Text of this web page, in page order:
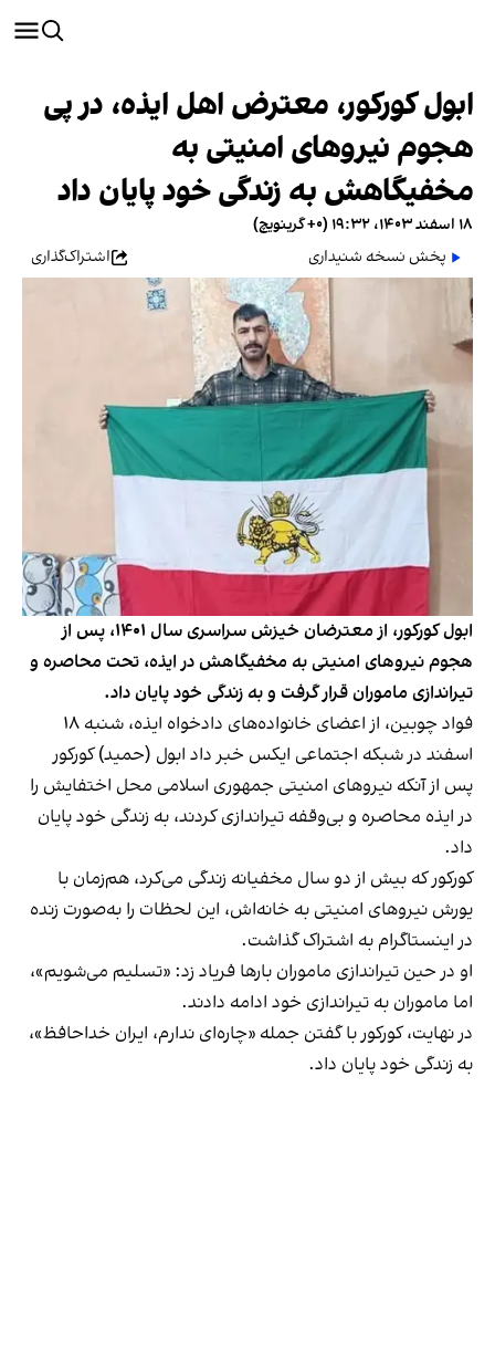
ابول کورکور، معترض اهل ایذه، در پی
هجوم نیروهای امنیتی به
مخفیگاهش به زندگی خود پایان داد
۱۸ اسفند ۱۴۰۳، ۱۹:۳۲ (‎+۰ گرینویچ)
پخش نسخه شنیداری
اشتراک‌گذاری
ابول کورکور، از معترضان خیزش سراسری سال ۱۴۰۱، پس از
هجوم نیروهای امنیتی به مخفیگاهش در ایذه، تحت محاصره و
تیراندازی ماموران قرار گرفت و به زندگی‌ خود پایان داد.
فواد چوبین، از اعضای خانواده‌های دادخواه ایذه، شنبه ۱۸
اسفند در شبکه اجتماعی ایکس خبر داد ابول (حمید) کورکور
پس از آنکه نیروهای امنیتی جمهوری اسلامی محل اختفایش را
در ایذه محاصره و بی‌وقفه تیراندازی کردند، به زندگی‌ خود پایان
داد.
کورکور که بیش از دو سال مخفیانه زندگی می‌کرد، هم‌زمان با
یورش نیروهای امنیتی به خانه‌اش، این لحظات را به‌صورت زنده
در اینستاگرام به اشتراک گذاشت.
او در حین تیراندازی ماموران بارها فریاد زد: «تسلیم می‌شویم»،
اما ماموران به تیراندازی خود ادامه دادند.
در نهایت، کورکور با گفتن جمله «چاره‌ای ندارم، ایران خداحافظ»،
به زندگی خود پایان داد.